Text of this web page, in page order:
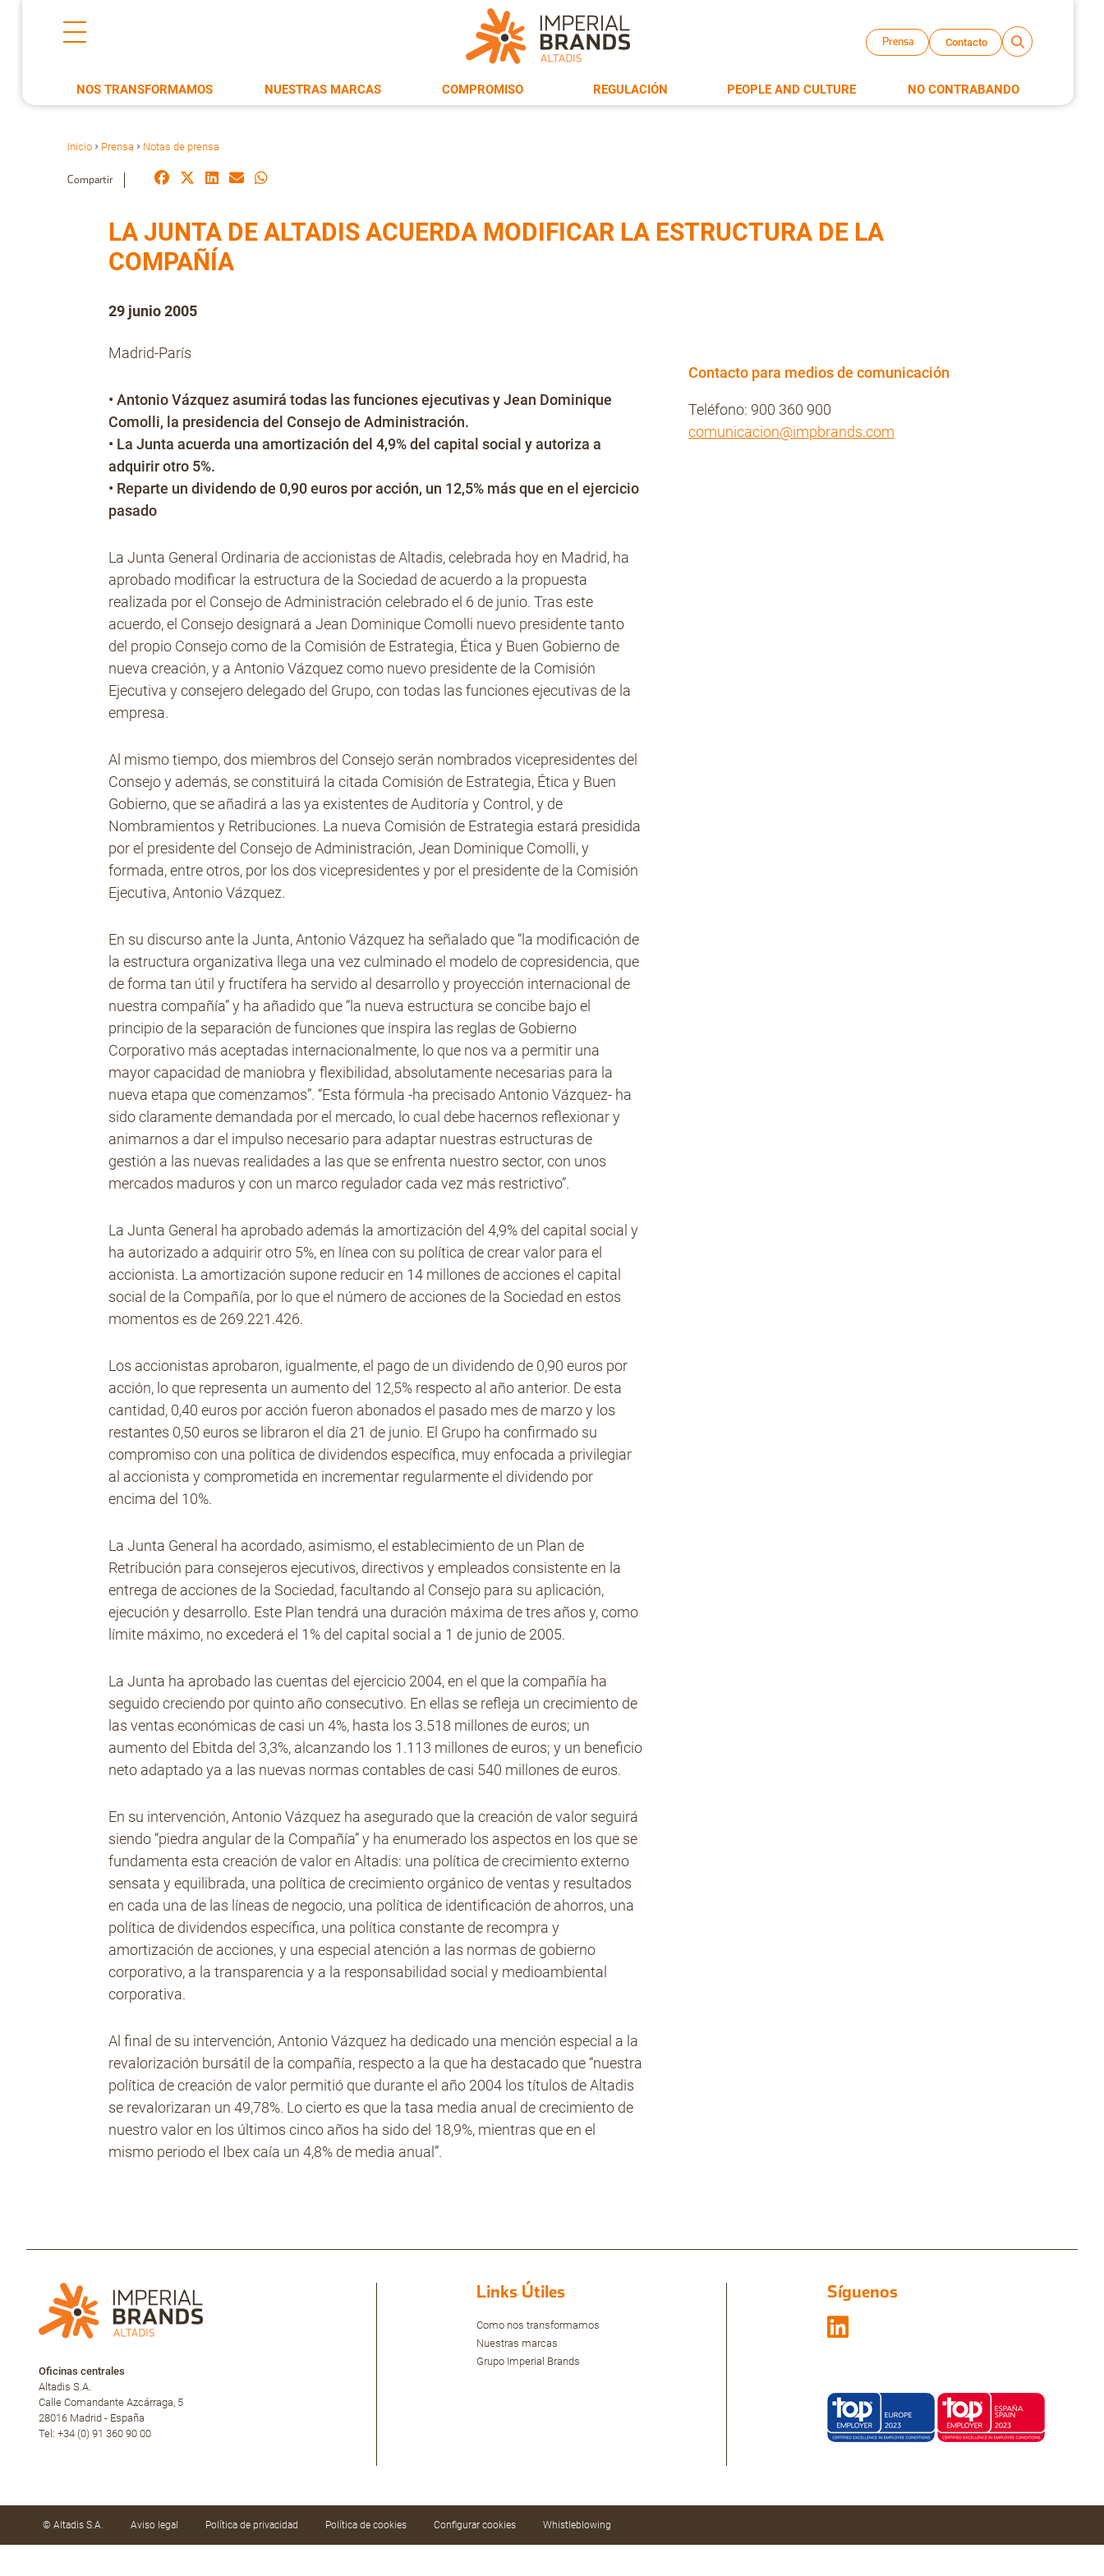
Prensa Contacto
NOS TRANSFORMAMOS NUESTRAS MARCAS COMPROMISO REGULACIÓN PEOPLE AND CULTURE NO CONTRABANDO
Inicio > Prensa > Notas de prensa
Compartir
LA JUNTA DE ALTADIS ACUERDA MODIFICAR LA ESTRUCTURA DE LA
COMPAÑÍA
29 junio 2005
Madrid-París
• Antonio Vázquez asumirá todas las funciones ejecutivas y Jean Dominique
Comolli, la presidencia del Consejo de Administración.
• La Junta acuerda una amortización del 4,9% del capital social y autoriza a
adquirir otro 5%.
• Reparte un dividendo de 0,90 euros por acción, un 12,5% más que en el ejercicio
pasado
La Junta General Ordinaria de accionistas de Altadis, celebrada hoy en Madrid, ha
aprobado modificar la estructura de la Sociedad de acuerdo a la propuesta
realizada por el Consejo de Administración celebrado el 6 de junio. Tras este
acuerdo, el Consejo designará a Jean Dominique Comolli nuevo presidente tanto
del propio Consejo como de la Comisión de Estrategia, Ética y Buen Gobierno de
nueva creación, y a Antonio Vázquez como nuevo presidente de la Comisión
Ejecutiva y consejero delegado del Grupo, con todas las funciones ejecutivas de la
empresa.
Al mismo tiempo, dos miembros del Consejo serán nombrados vicepresidentes del
Consejo y además, se constituirá la citada Comisión de Estrategia, Ética y Buen
Gobierno, que se añadirá a las ya existentes de Auditoría y Control, y de
Nombramientos y Retribuciones. La nueva Comisión de Estrategia estará presidida
por el presidente del Consejo de Administración, Jean Dominique Comolli, y
formada, entre otros, por los dos vicepresidentes y por el presidente de la Comisión
Ejecutiva, Antonio Vázquez.
En su discurso ante la Junta, Antonio Vázquez ha señalado que “la modificación de
la estructura organizativa llega una vez culminado el modelo de copresidencia, que
de forma tan útil y fructífera ha servido al desarrollo y proyección internacional de
nuestra compañía” y ha añadido que “la nueva estructura se concibe bajo el
principio de la separación de funciones que inspira las reglas de Gobierno
Corporativo más aceptadas internacionalmente, lo que nos va a permitir una
mayor capacidad de maniobra y flexibilidad, absolutamente necesarias para la
nueva etapa que comenzamos”. “Esta fórmula -ha precisado Antonio Vázquez- ha
sido claramente demandada por el mercado, lo cual debe hacernos reflexionar y
animarnos a dar el impulso necesario para adaptar nuestras estructuras de
gestión a las nuevas realidades a las que se enfrenta nuestro sector, con unos
mercados maduros y con un marco regulador cada vez más restrictivo”.
La Junta General ha aprobado además la amortización del 4,9% del capital social y
ha autorizado a adquirir otro 5%, en línea con su política de crear valor para el
accionista. La amortización supone reducir en 14 millones de acciones el capital
social de la Compañía, por lo que el número de acciones de la Sociedad en estos
momentos es de 269.221.426.
Los accionistas aprobaron, igualmente, el pago de un dividendo de 0,90 euros por
acción, lo que representa un aumento del 12,5% respecto al año anterior. De esta
cantidad, 0,40 euros por acción fueron abonados el pasado mes de marzo y los
restantes 0,50 euros se libraron el día 21 de junio. El Grupo ha confirmado su
compromiso con una política de dividendos específica, muy enfocada a privilegiar
al accionista y comprometida en incrementar regularmente el dividendo por
encima del 10%.
La Junta General ha acordado, asimismo, el establecimiento de un Plan de
Retribución para consejeros ejecutivos, directivos y empleados consistente en la
entrega de acciones de la Sociedad, facultando al Consejo para su aplicación,
ejecución y desarrollo. Este Plan tendrá una duración máxima de tres años y, como
límite máximo, no excederá el 1% del capital social a 1 de junio de 2005.
La Junta ha aprobado las cuentas del ejercicio 2004, en el que la compañía ha
seguido creciendo por quinto año consecutivo. En ellas se refleja un crecimiento de
las ventas económicas de casi un 4%, hasta los 3.518 millones de euros; un
aumento del Ebitda del 3,3%, alcanzando los 1.113 millones de euros; y un beneficio
neto adaptado ya a las nuevas normas contables de casi 540 millones de euros.
En su intervención, Antonio Vázquez ha asegurado que la creación de valor seguirá
siendo “piedra angular de la Compañía” y ha enumerado los aspectos en los que se
fundamenta esta creación de valor en Altadis: una política de crecimiento externo
sensata y equilibrada, una política de crecimiento orgánico de ventas y resultados
en cada una de las líneas de negocio, una política de identificación de ahorros, una
política de dividendos específica, una política constante de recompra y
amortización de acciones, y una especial atención a las normas de gobierno
corporativo, a la transparencia y a la responsabilidad social y medioambiental
corporativa.
Al final de su intervención, Antonio Vázquez ha dedicado una mención especial a la
revalorización bursátil de la compañía, respecto a la que ha destacado que “nuestra
política de creación de valor permitió que durante el año 2004 los títulos de Altadis
se revalorizaran un 49,78%. Lo cierto es que la tasa media anual de crecimiento de
nuestro valor en los últimos cinco años ha sido del 18,9%, mientras que en el
mismo periodo el Ibex caía un 4,8% de media anual”.
Contacto para medios de comunicación
Teléfono: 900 360 900
comunicacion@impbrands.com
Oficinas centrales
Altadis S.A.
Calle Comandante Azcárraga, 5
28016 Madrid - España
Tel: +34 (0) 91 360 90 00
Links Útiles
Como nos transformamos
Nuestras marcas
Grupo Imperial Brands
Síguenos
© Altadis S.A. Aviso legal Política de privacidad Política de cookies Configurar cookies Whistleblowing